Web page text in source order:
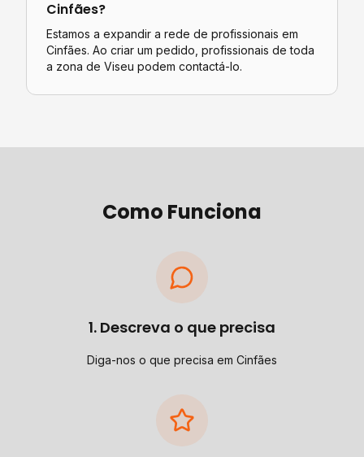
Cinfães?
Estamos a expandir a rede de profissionais em
Cinfães. Ao criar um pedido, profissionais de toda
a zona de Viseu podem contactá-lo.
Como Funciona
1. Descreva o que precisa
Diga-nos o que precisa em Cinfães